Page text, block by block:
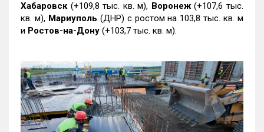
Хабаровск (+109,8 тыс. кв. м), Воронеж(+107,6 тыс.
кв. м), Мариуполь (ДНР) с ростом на 103,8 тыс. кв. м
и Ростов-на-Дону (+103,7 тыс. кв. м).